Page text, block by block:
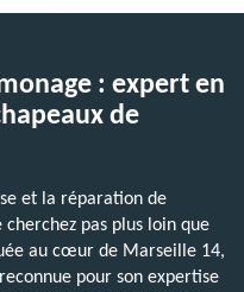
: expert en
de
et la réparation de
pas plus loin que
au cœur de Marseille 14,
pour son expertise